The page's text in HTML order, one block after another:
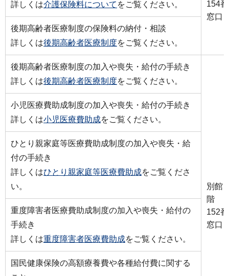
154番
窓口
詳しくは介護保険料について をご覧ください。
後期高齢者医療制度の保険料の納付・相談
詳しくは後期高齢者医療制度をご覧ください。
後期高齢者医療制度の加入や喪失・給付の手続き
詳しくは後期高齢者医療制度をご覧ください。
別館
階
152番
窓口
小児医療費助成制度の加入や喪失・給付の手続き
詳しくは小児医療費助成をご覧ください。
ひとり親家庭等医療費助成制度の加入や喪失・給
付の手続き
詳しくはひとり親家庭等医療費助成をご覧くださ
い。
重度障害者医療費助成制度の加入や喪失・給付の
手続き
詳しくは重度障害者医療費助成をご覧ください。
国民健康保険の高額療養費や各種給付費に関する